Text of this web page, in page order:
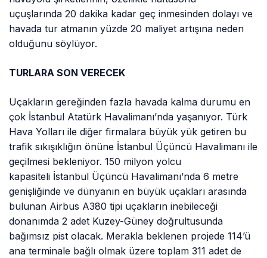
uçuşlarında 20 dakika kadar geç inmesinden dolayı ve
havada tur atmanın yüzde 20 maliyet artışına neden
olduğunu söylüyor.
TURLARA SON VERECEK
Uçakların gereğinden fazla havada kalma durumu en
çok İstanbul Atatürk Havalimanı’nda yaşanıyor. Türk
Hava Yolları ile diğer firmalara büyük yük getiren bu
trafik sıkışıklığın önüne İstanbul Üçüncü Havalimanı ile
geçilmesi bekleniyor. 150 milyon yolcu
kapasiteli İstanbul Üçüncü Havalimanı’nda 6 metre
genişliğinde ve dünyanın en büyük uçakları arasında
bulunan Airbus A380 tipi uçakların inebileceği
donanımda 2 adet Kuzey-Güney doğrultusunda
bağımsız pist olacak. Merakla beklenen projede 114’ü
ana terminale bağlı olmak üzere toplam 311 adet de